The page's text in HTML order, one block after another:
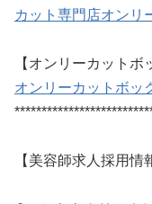
カット専門店オンリ
【オンリーカットボ
オンリーカットボッ
【美容師求人採用情